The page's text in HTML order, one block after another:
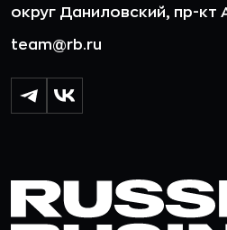
округ Даниловский, пр-кт
team@rb.ru